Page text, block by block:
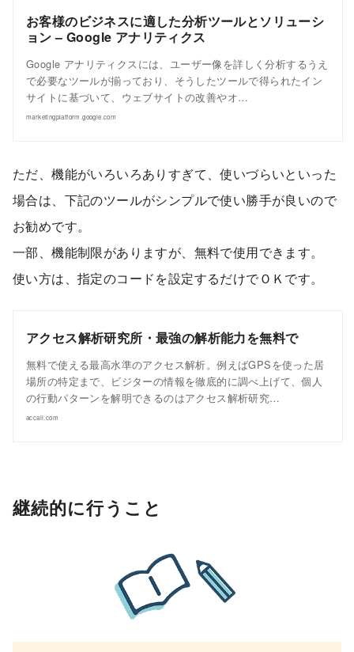
お客様のビジネスに適した分析ツールとソリューシ
ョン – Google アナリティクス
Google アナリティクスには、ユーザー像を詳しく分析するうえ
で必要なツールが揃っており、そうしたツールで得られたイン
サイトに基づいて、ウェブサイトの改善やオ…
marketingplatform.google.com
ただ、機能がいろいろありすぎて、使いづらいといった
場合は、下記のツールがシンプルで使い勝手が良いので
お勧めです。
一部、機能制限がありますが、無料で使用できます。
使い方は、指定のコードを設定するだけでＯＫです。
アクセス解析研究所・最強の解析能力を無料で
無料で使える最高水準のアクセス解析。例えばGPSを使った居
場所の特定まで、ビジターの情報を徹底的に調べ上げて、個人
の行動パターンを解明できるのはアクセス解析研究…
accaii.com
継続的に行うこと